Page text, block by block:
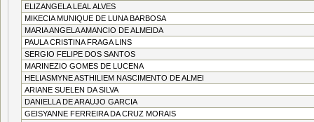
ELIZANGELA LEAL ALVES
MIKECIA MUNIQUE DE LUNA BARBOSA
MARIA ANGELA AMANCIO DE ALMEIDA
PAULA CRISTINA FRAGA LINS
SERGIO FELIPE DOS SANTOS
MARINEZIO GOMES DE LUCENA
HELIASMYNE ASTHILIEM NASCIMENTO DE ALMEI
ARIANE SUELEN DA SILVA
DANIELLA DE ARAUJO GARCIA
GEISYANNE FERREIRA DA CRUZ MORAIS